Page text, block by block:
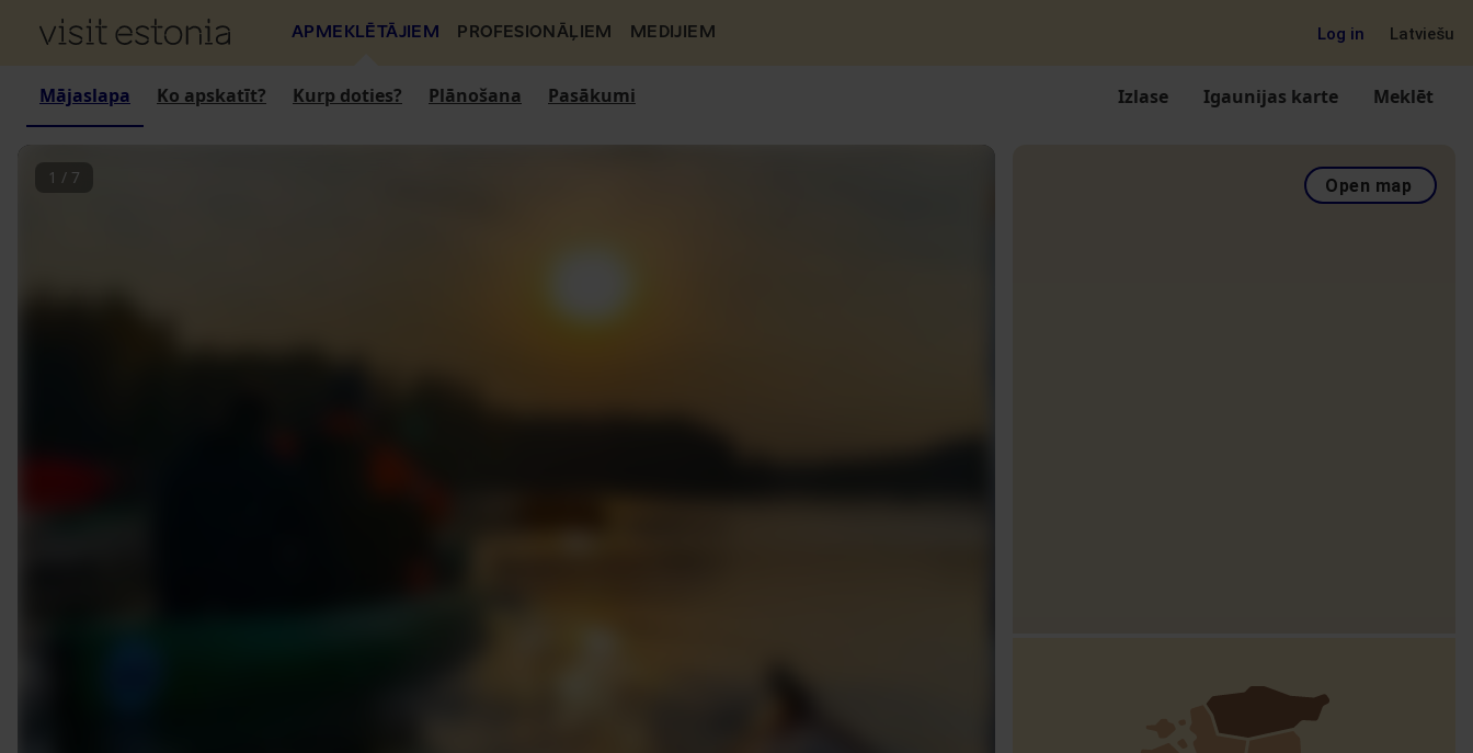
APMEKLĒTĀJIEM PROFESIONĀĻIEM MEDIJIEM Log in Latviešu
Mājaslapa Ko apskatīt? Kurp doties? Plānošana Pasākumi Izlase Igaunijas karte Meklēt
1 / 7 Open map